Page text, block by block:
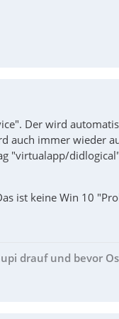
Der wird
auch immer wieder
"virtualapp/
ist keine Win 10
drauf und bevor